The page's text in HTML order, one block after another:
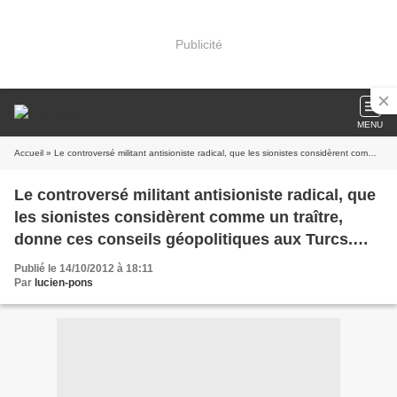
Publicité
MENU
Accueil » Le controversé militant antisioniste radical, que les sionistes considèrent comme un traître, donne ces conseils géopolitiques aux Turcs. Conseils de Shamir aux Turcs.
Le controversé militant antisioniste radical, que
les sionistes considèrent comme un traître,
donne ces conseils géopolitiques aux Turcs.
Conseils de Shamir aux Turcs.
Publié le 14/10/2012 à 18:11
Par lucien-pons